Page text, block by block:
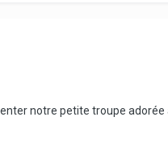
notre petite troupe